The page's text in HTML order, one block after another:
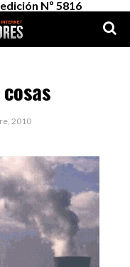
Nº 5816
2010